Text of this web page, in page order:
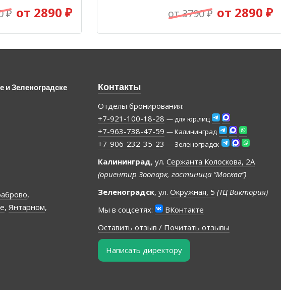
₽ от 2890 ₽
от 3790 ₽ от 2890 ₽
и Зеленоградске
,
, Янтарном,
Контакты
Отделы бронирования:
+7-921-100-18-28 — для юр.лиц
+7-963-738-47-59 — Калининград
+7-906-232-35-23 — Зеленоградск
Калининград, ул. Сержанта Колоскова, 2А
(ориентир Зоопарк, гостиница “Москва”)
Зеленоградск, ул. Окружная, 5 (ТЦ Виктория)
Мы в соцсетях:
ВКонтакте
Оставить отзыв / Почитать отзывы
Написать директору